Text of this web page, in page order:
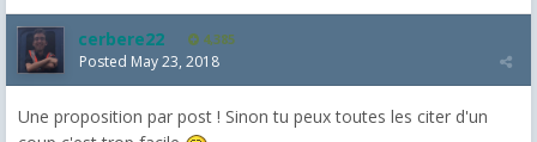
cerbere22 4,385
Posted May 23, 2018
Une proposition par post ! Sinon tu peux toutes les citer d'un